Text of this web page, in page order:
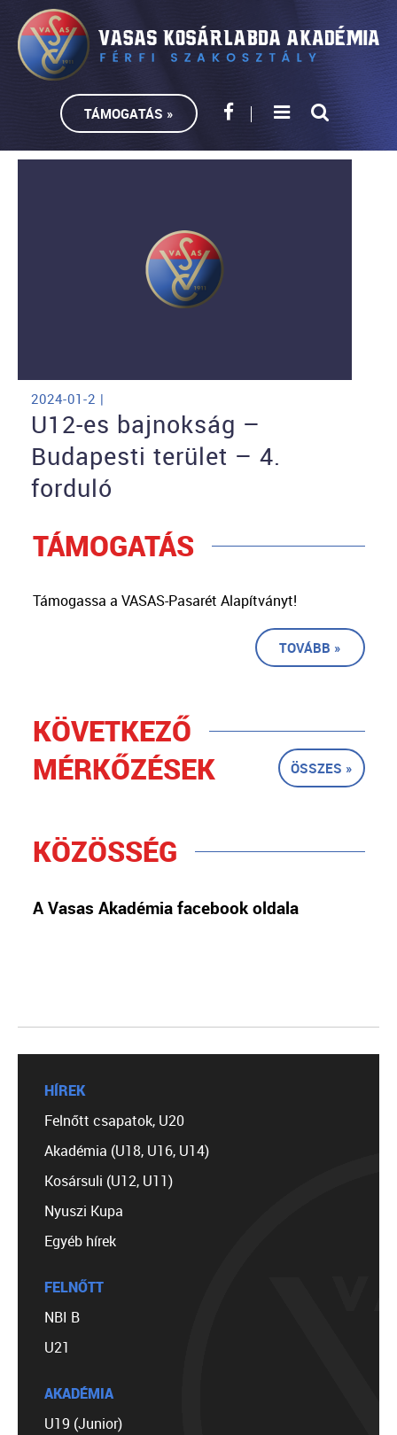
TÁMOGATÁS »
2024-01-2 |
U12-es bajnokság –
Budapesti terület – 4.
forduló
TÁMOGATÁS
Támogassa a VASAS-Pasarét Alapítványt!
TOVÁBB »
KÖVETKEZŐ
MÉRKŐZÉSEK
ÖSSZES »
KÖZÖSSÉG
A Vasas Akadémia facebook oldala
HÍREK
Felnőtt csapatok, U20
Akadémia (U18, U16, U14)
Kosársuli (U12, U11)
Nyuszi Kupa
Egyéb hírek
FELNŐTT
NBI B
U21
AKADÉMIA
U19 (Junior)